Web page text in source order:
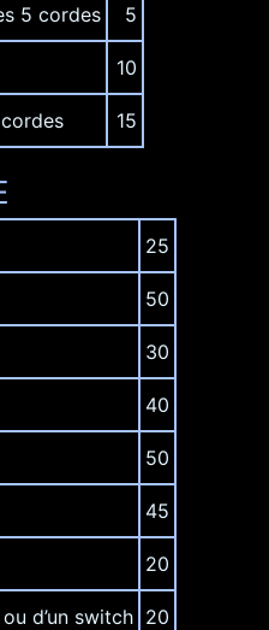
5 cordes 5
10
15
25
50
30
40
50
45
20
d’un switch 20